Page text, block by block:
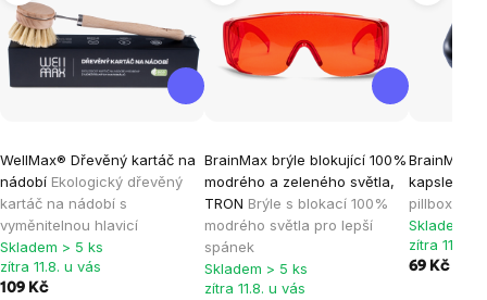
WellMax® Dřevěný kartáč na
nádobí Ekologický dřevěný
kartáč na nádobí s
vyměnitelnou hlavicí
Skladem > 5 ks
zítra 11.8. u vás
109 Kč
BrainMax brýle blokující 100%
modrého a zeleného světla,
TRON Brýle s blokací 100%
modrého světla pro lepší
spánek
Skladem > 5 ks
zítra 11.8. u vás
kapsle,
pillbox s 6
Skladem >
zítra 11.8. u
69 Kč